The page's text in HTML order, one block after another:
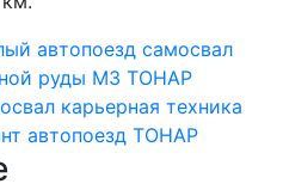
автопоезд самосвал
руды МЗ ТОНАР
карьерная техника
автопоезд ТОНАР